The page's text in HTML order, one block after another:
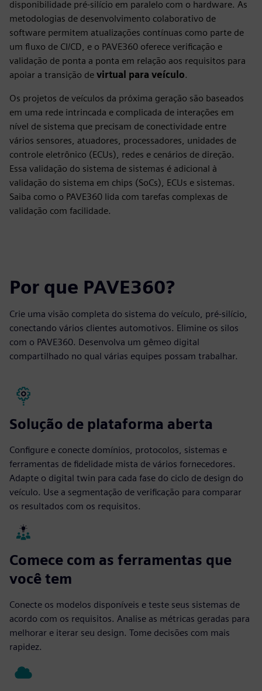
disponibilidade pré-silício em paralelo com o hardware. As
metodologias de desenvolvimento colaborativo de
software permitem atualizações contínuas como parte de
um fluxo de CI/CD, e o PAVE360 oferece verificação e
validação de ponta a ponta em relação aos requisitos para
apoiar a transição de virtual para veículo.
Os projetos de veículos da próxima geração são baseados
em uma rede intrincada e complicada de interações em
nível de sistema que precisam de conectividade entre
vários sensores, atuadores, processadores, unidades de
controle eletrônico (ECUs), redes e cenários de direção.
Essa validação do sistema de sistemas é adicional à
validação do sistema em chips (SoCs), ECUs e sistemas.
Saiba como o PAVE360 lida com tarefas complexas de
validação com facilidade.
Por que PAVE360?
Crie uma visão completa do sistema do veículo, pré-silício,
conectando vários clientes automotivos. Elimine os silos
com o PAVE360. Desenvolva um gêmeo digital
compartilhado no qual várias equipes possam trabalhar.
Solução de plataforma aberta
Configure e conecte domínios, protocolos, sistemas e
ferramentas de fidelidade mista de vários fornecedores.
Adapte o digital twin para cada fase do ciclo de design do
veículo. Use a segmentação de verificação para comparar
os resultados com os requisitos.
Comece com as ferramentas que
você tem
Conecte os modelos disponíveis e teste seus sistemas de
acordo com os requisitos. Analise as métricas geradas para
melhorar e iterar seu design. Tome decisões com mais
rapidez.